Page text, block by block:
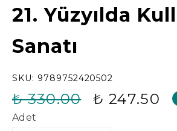
21. Yüzyılda
Sanatı
SKU: 9789752420502
₺ 330.00 ₺ 247.50
Adet